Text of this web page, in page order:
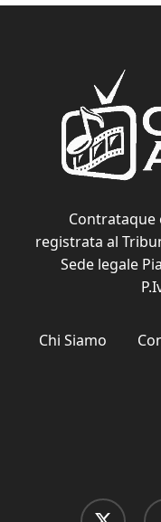
Contrataque
registrata al
Sede legale
Chi Siamo
x-